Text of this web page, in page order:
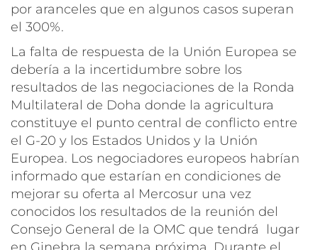
por aranceles que en algunos casos superan
el 300%.
La falta de respuesta de la Unión Europea se
debería a la incertidumbre sobre los
resultados de las negociaciones de la Ronda
Multilateral de Doha donde la agricultura
constituye el punto central de conflicto entre
el G-20 y los Estados Unidos y la Unión
Europea. Los negociadores europeos habrían
informado que estarían en condiciones de
mejorar su oferta al Mercosur una vez
conocidos los resultados de la reunión del
Consejo General de la OMC que tendrá lugar